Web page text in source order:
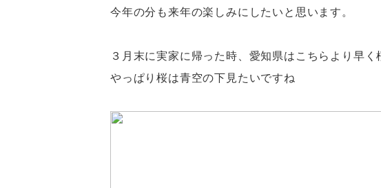
今年の分も来年の楽しみにしたいと思います。
３月末に実家に帰った時、愛知県はこちらより早く
やっぱり桜は青空の下見たいですね